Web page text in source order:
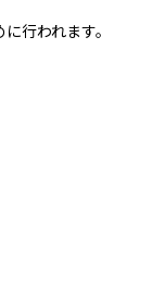
行われます。